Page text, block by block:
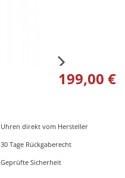
199,00 €
Uhren direkt vom Hersteller
30 Tage Rückgaberecht
Geprüfte Sicherheit